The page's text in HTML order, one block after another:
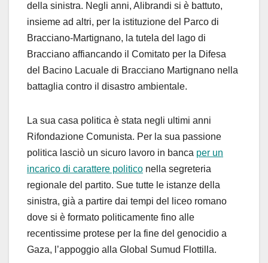
della sinistra. Negli anni, Alibrandi si è battuto,
insieme ad altri, per la istituzione del Parco di
Bracciano-Martignano, la tutela del lago di
Bracciano affiancando il Comitato per la Difesa
del Bacino Lacuale di Bracciano Martignano nella
battaglia contro il disastro ambientale.
La sua casa politica è stata negli ultimi anni
Rifondazione Comunista. Per la sua passione
politica lasciò un sicuro lavoro in banca per un
incarico di carattere politico nella segreteria
regionale del partito. Sue tutte le istanze della
sinistra, già a partire dai tempi del liceo romano
dove si è formato politicamente fino alle
recentissime protese per la fine del genocidio a
Gaza, l’appoggio alla Global Sumud Flottilla.